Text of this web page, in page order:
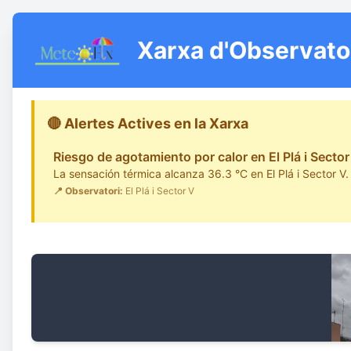
Xarxa
🔴 Alertes Actives en la Xarxa
Riesgo de agotamiento por calor en El Plá i
La sensación térmica alcanza 36.3 °C en El Plá i Sector V.
📍 Observatori: El Plá i Sector V